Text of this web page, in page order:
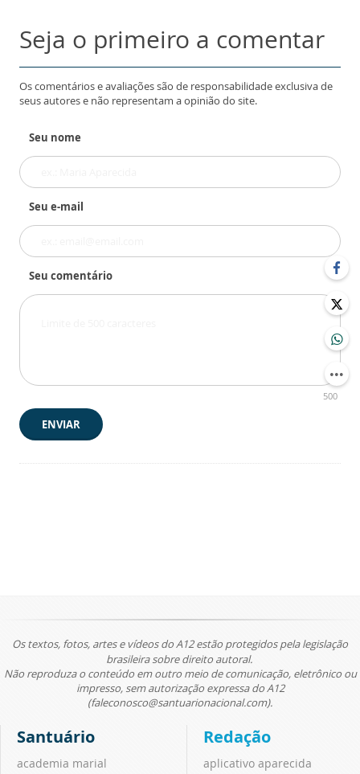
Seja o primeiro a comentar
Os comentários e avaliações são de responsabilidade exclusiva de
seus autores e não representam a opinião do site.
Seu nome
Seu e-mail
Seu comentário
500
ENVIAR
Os textos, fotos, artes e vídeos do A12 estão protegidos pela legislação
brasileira sobre direito autoral.
Não reproduza o conteúdo em outro meio de comunicação, eletrônico ou
impresso, sem autorização expressa do A12
(faleconosco@santuarionacional.com).
Santuário
academia marial
Redação
aplicativo aparecida